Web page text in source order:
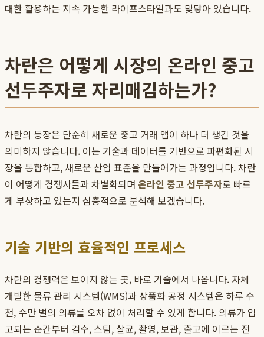
대한 활용하는 지속 가능한 라이프스타일과도 맞닿아 있습니다.
차란은 어떻게 시장의 온라인 중고
선두주자로 자리매김하는가?
차란의 등장은 단순히 새로운 중고 거래 앱이 하나 더 생긴 것을
의미하지 않습니다. 이는 기술과 데이터를 기반으로 파편화된 시
장을 통합하고, 새로운 산업 표준을 만들어가는 과정입니다. 차란
이 어떻게 경쟁사들과 차별화되며 온라인 중고 선두주자로 빠르
게 부상하고 있는지 심층적으로 분석해 보겠습니다.
기술 기반의 효율적인 프로세스
차란의 경쟁력은 보이지 않는 곳, 바로 기술에서 나옵니다. 자체
개발한 물류 관리 시스템(WMS)과 상품화 공정 시스템은 하루 수
천, 수만 벌의 의류를 오차 없이 처리할 수 있게 합니다. 의류가 입
고되는 순간부터 검수, 스팀, 살균, 촬영, 보관, 출고에 이르는 전